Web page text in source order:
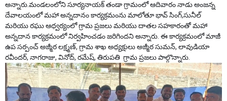
అన్నారు.మండలంలోని సూర్యనాయక్ తండా గ్రామంలో ఆదివారం నాడు అంజన్న
దేవాలయంలో మహా అన్నదానం కార్యక్రమంను మాలోతూ భావ్ సింగ్,సునీల్
మరియు రఘు ఆధ్వర్యంలో గ్రామ ప్రజలు మరియు దాతల సహకారంతో మహా
అన్నదాన కార్యక్రమంలో నిర్వహించడం జరిగిందని అన్నారు. ఈ కార్యక్రమంలో మాజీ
ఉప సర్పంచ్ అజ్మీర లక్ష్మణ్, గ్రామ శాఖ అధ్యక్షులు అజ్మీర సుమన్, లావుడియా
రవీందర్, నాగరాజు, వినోద్, రమేష్, తిరుపతి గ్రామ ప్రజలు పాల్గొన్నారు.